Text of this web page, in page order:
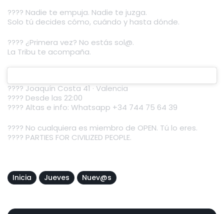
???? Nadie te empuja. Nadie te juzga.
Solo tú decides cómo, cuándo y hasta dónde.
???? ¿Primera vez? No estás sol@.
La Tribu te acompaña.
???? Joaquín Costa 41 · Valencia
???? Desde las 22:00
???? Altas e info: Whatsapp +34 744 75 64 39
????️ No cualquiera es miembro de OPEN. Tú lo eres.
???? PARTIES FOR CIVILIZED PEOPLE.
Inicia Jueves Nuev@s